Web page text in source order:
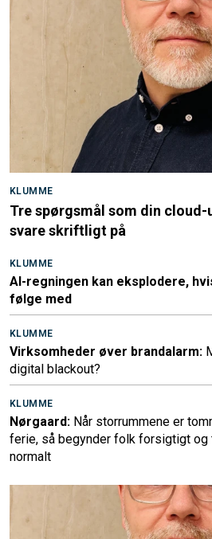
KLUMME
Tre spørgsmål som din
svare skriftligt på
KLUMME
AI-regningen kan eksplodere,
følge med
KLUMME
Virksomheder øver brandalarm:
digital blackout?
KLUMME
Nørgaard: Når storrummene er
ferie, så begynder folk forsigtigt
normalt